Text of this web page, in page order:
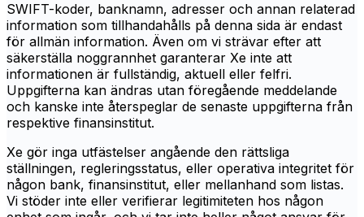
SWIFT-koder, banknamn, adresser och annan relaterad
information som tillhandahålls på denna sida är endast
för allmän information. Även om vi strävar efter att
säkerställa noggrannhet garanterar Xe inte att
informationen är fullständig, aktuell eller felfri.
Uppgifterna kan ändras utan föregående meddelande
och kanske inte återspeglar de senaste uppgifterna från
respektive finansinstitut.
Xe gör inga utfästelser angående den rättsliga
ställningen, regleringsstatus, eller operativa integritet för
någon bank, finansinstitut, eller mellanhand som listas.
Vi stöder inte eller verifierar legitimiteten hos någon